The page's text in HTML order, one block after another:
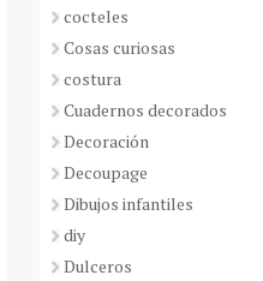
cocteles
Cosas curiosas
costura
Cuadernos decorados
Decoración
Decoupage
Dibujos infantiles
diy
Dulceros